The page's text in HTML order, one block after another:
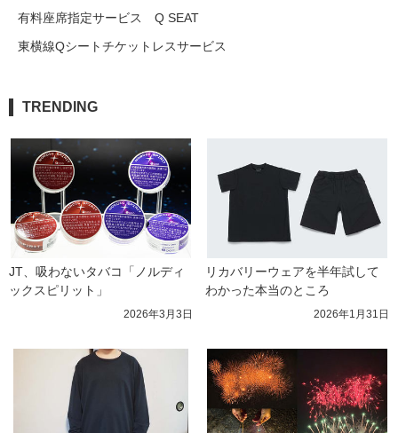
有料座席指定サービス Q SEAT
東横線Qシートチケットレスサービス
TRENDING
JT、吸わないタバコ「ノルディ
ックスピリット」
2026年3月3日
リカバリーウェアを半年試して
わかった本当のところ
2026年1月31日